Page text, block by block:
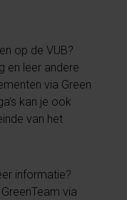
op de VUB?
en leer andere
via Green
kan je ook
van het
informatie?
via